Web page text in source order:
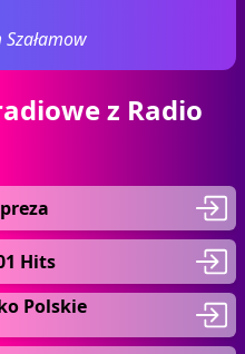
Szałamow
z Radio
Hits
Polskie